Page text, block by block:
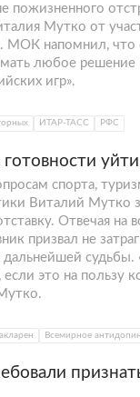
пожизненного
Мутко от
МОК напомнил, что
любое
игр».
ИТАР-ТАСС РФС
спорта,
Виталий Мутко
Отвечая на
призвал не
дальнейшей
это на пользу
Всемирное